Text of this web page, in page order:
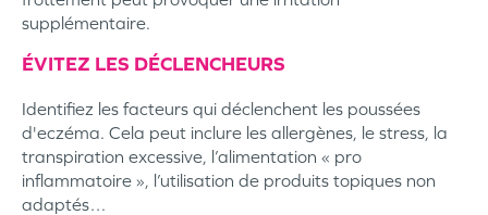
supplémentaire.
ÉVITEZ LES DÉCLENCHEURS
Identifiez les facteurs qui déclenchent les poussées
d'eczéma. Cela peut inclure les allergènes, le stress, la
transpiration excessive, l’alimentation « pro
inflammatoire », l’utilisation de produits topiques non
adaptés…